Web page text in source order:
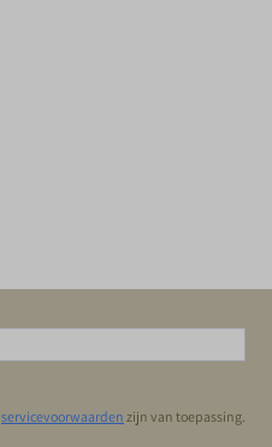
servicevoorwaarden zijn van toepassing.